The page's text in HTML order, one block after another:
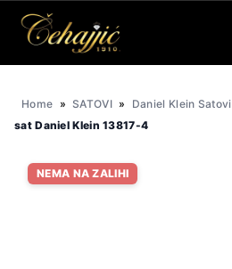
Home » SATOVI » Daniel Klein Satovi
sat Daniel Klein 13817-4
NEMA NA ZALIHI